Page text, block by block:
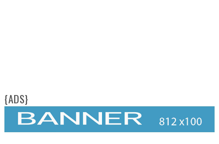
{ADS}